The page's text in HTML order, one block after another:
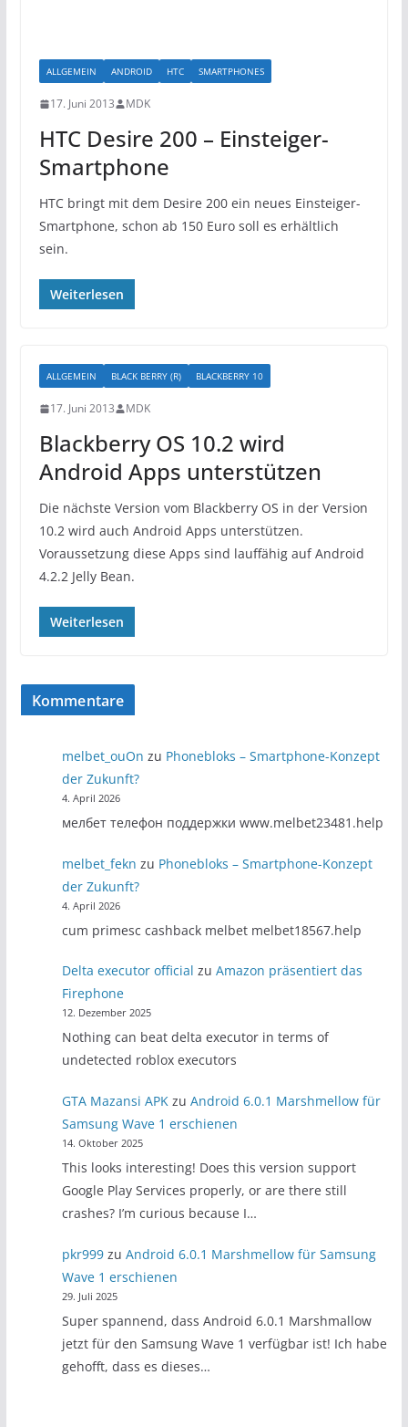
ALLGEMEIN ANDROID HTC SMARTPHONES
17. Juni 2013 MDK
HTC Desire 200 – Einsteiger-
Smartphone
HTC bringt mit dem Desire 200 ein neues Einsteiger-
Smartphone, schon ab 150 Euro soll es erhältlich
sein.
Weiterlesen
ALLGEMEIN BLACK BERRY (R) BLACKBERRY 10
17. Juni 2013 MDK
Blackberry OS 10.2 wird
Android Apps unterstützen
Die nächste Version vom Blackberry OS in der Version
10.2 wird auch Android Apps unterstützen.
Voraussetzung diese Apps sind lauffähig auf Android
4.2.2 Jelly Bean.
Weiterlesen
Kommentare
melbet_ouOn zu Phonebloks – Smartphone-Konzept
der Zukunft?
4. April 2026
мелбет телефон поддержки www.melbet23481.help
melbet_fekn zu Phonebloks – Smartphone-Konzept
der Zukunft?
4. April 2026
cum primesc cashback melbet melbet18567.help
Delta executor official zuAmazon präsentiert das
Firephone
12. Dezember 2025
Nothing can beat delta executor in terms of
undetected roblox executors
GTA Mazansi APK zuAndroid 6.0.1 Marshmellow für
Samsung Wave 1 erschienen
14. Oktober 2025
This looks interesting! Does this version support
Google Play Services properly, or are there still
crashes? I’m curious because I…
pkr999 zuAndroid 6.0.1 Marshmellow für Samsung
Wave 1 erschienen
29. Juli 2025
Super spannend, dass Android 6.0.1 Marshmallow
jetzt für den Samsung Wave 1 verfügbar ist! Ich habe
gehofft, dass es dieses…